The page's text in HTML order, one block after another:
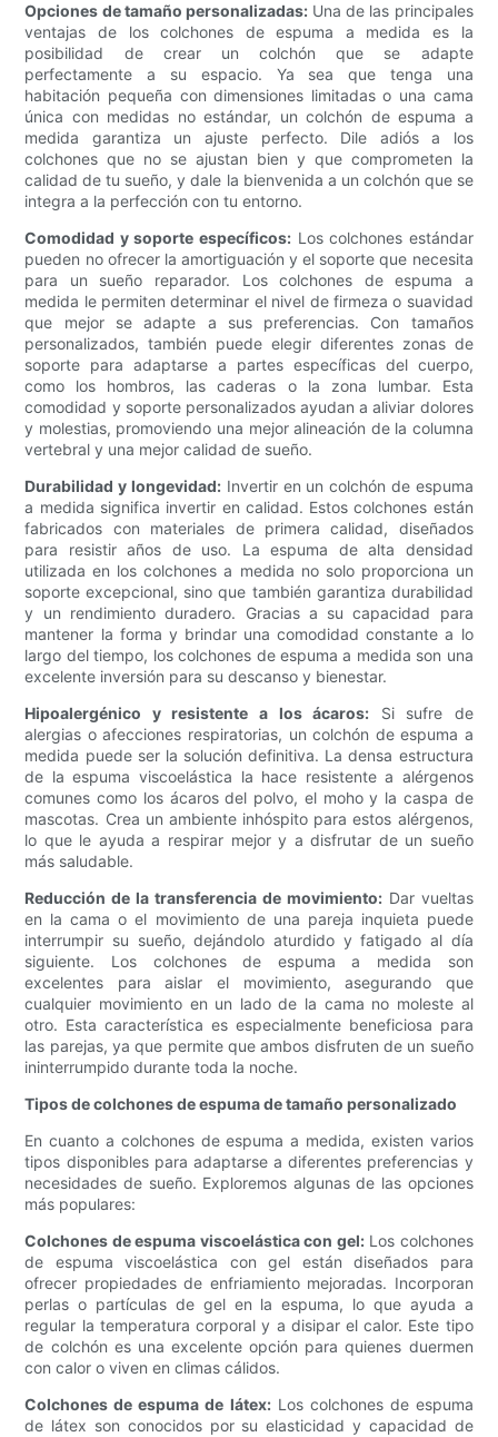
Opciones de tamaño personalizadas:Una de las principales
ventajas de los colchones de espuma a medida es la
posibilidad de crear un colchón que se adapte
perfectamente a su espacio. Ya sea que tenga una
habitación pequeña con dimensiones limitadas o una cama
única con medidas no estándar, un colchón de espuma a
medida garantiza un ajuste perfecto. Dile adiós a los
colchones que no se ajustan bien y que comprometen la
calidad de tu sueño, y dale la bienvenida a un colchón que se
integra a la perfección con tu entorno.
Comodidad y soporte específicos: Los colchones estándar
pueden no ofrecer la amortiguación y el soporte que necesita
para un sueño reparador. Los colchones de espuma a
medida le permiten determinar el nivel de firmeza o suavidad
que mejor se adapte a sus preferencias. Con tamaños
personalizados, también puede elegir diferentes zonas de
soporte para adaptarse a partes específicas del cuerpo,
como los hombros, las caderas o la zona lumbar. Esta
comodidad y soporte personalizados ayudan a aliviar dolores
y molestias, promoviendo una mejor alineación de la columna
vertebral y una mejor calidad de sueño.
Durabilidad y longevidad:Invertir en un colchón de espuma
a medida significa invertir en calidad. Estos colchones están
fabricados con materiales de primera calidad, diseñados
para resistir años de uso. La espuma de alta densidad
utilizada en los colchones a medida no solo proporciona un
soporte excepcional, sino que también garantiza durabilidad
y un rendimiento duradero. Gracias a su capacidad para
mantener la forma y brindar una comodidad constante a lo
largo del tiempo, los colchones de espuma a medida son una
excelente inversión para su descanso y bienestar.
Hipoalergénico y resistente a los ácaros: Si sufre de
alergias o afecciones respiratorias, un colchón de espuma a
medida puede ser la solución definitiva. La densa estructura
de la espuma viscoelástica la hace resistente a alérgenos
comunes como los ácaros del polvo, el moho y la caspa de
mascotas. Crea un ambiente inhóspito para estos alérgenos,
lo que le ayuda a respirar mejor y a disfrutar de un sueño
más saludable.
Reducción de la transferencia de movimiento:Dar vueltas
en la cama o el movimiento de una pareja inquieta puede
interrumpir su sueño, dejándolo aturdido y fatigado al día
siguiente. Los colchones de espuma a medida son
excelentes para aislar el movimiento, asegurando que
cualquier movimiento en un lado de la cama no moleste al
otro. Esta característica es especialmente beneficiosa para
las parejas, ya que permite que ambos disfruten de un sueño
ininterrumpido durante toda la noche.
Tipos de colchones de espuma de tamaño personalizado
En cuanto a colchones de espuma a medida, existen varios
tipos disponibles para adaptarse a diferentes preferencias y
necesidades de sueño. Exploremos algunas de las opciones
más populares:
Colchones de espuma viscoelástica con gel:Los colchones
de espuma viscoelástica con gel están diseñados para
ofrecer propiedades de enfriamiento mejoradas. Incorporan
perlas o partículas de gel en la espuma, lo que ayuda a
regular la temperatura corporal y a disipar el calor. Este tipo
de colchón es una excelente opción para quienes duermen
con calor o viven en climas cálidos.
Colchones de espuma de látex:Los colchones de espuma
de látex son conocidos por su elasticidad y capacidad de